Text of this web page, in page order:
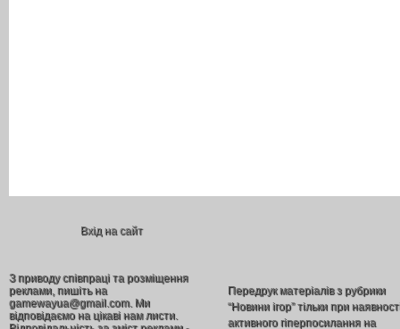
Вхід на сайт
З приводу співпраці та розміщення
реклами, пишіть на
gamewayua@gmail.com. Ми
відповідаємо на цікаві нам листи.
Передрук матеріалів з рубрики
“Новини ігор” тільки при
активного гіперпосилання на